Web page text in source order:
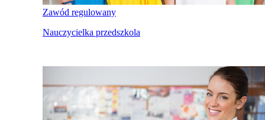
Zawód regulowany
Nauczycielka przedszkola